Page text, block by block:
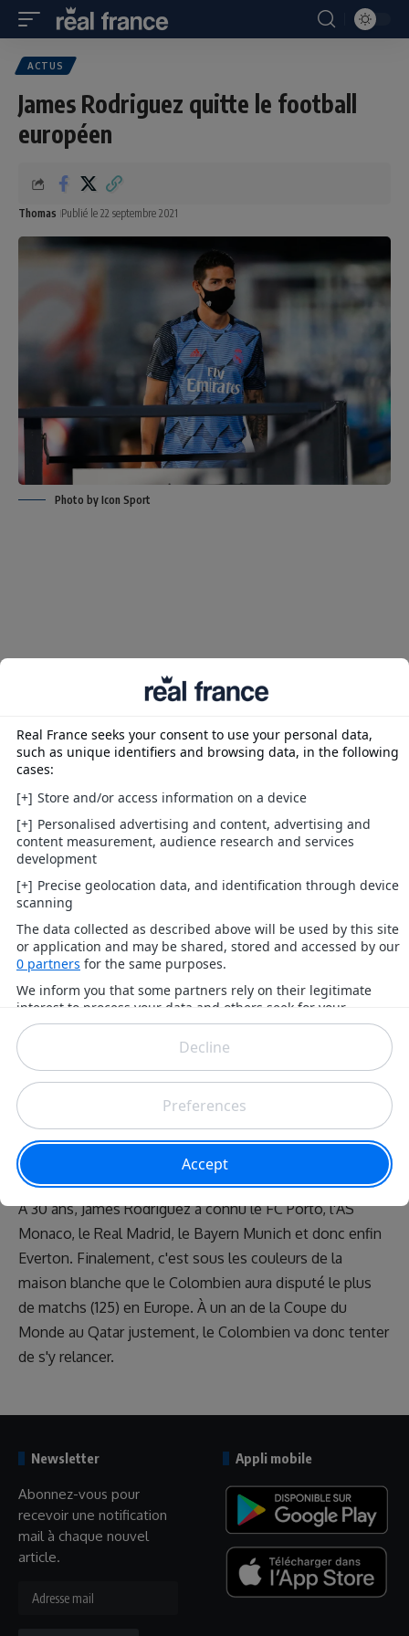
ACTUS
James Rodriguez quitte le football
européen
Thomas Publié le 22 septembre 2021
Photo by Icon Sport
La carrière de l'ancien joueur du Real Madrid prend
un nouveau tournant. James Rodriguez quitte
l'Europe à seulement 30 ans pour évoluer au Qatar.
Arrivé en Europe en 2010 pour évoluer sous les couleurs
du FC Porto, James Rodriguez a décidé de rejoindre le
Qatar et le club de Al-Rayyan ce mercredi. Son nouveau
club a officialisé sa venue ce jour et il évoluera donc
désormais sous les ordres de Laurent Blanc. Du côté de
Everton depuis l'année dernière où il avait rejoint Carlo
Ancelotti, il n'entrait pas dans les plans de Rafael
Benitez cette saison.
À 30 ans, James Rodriguez a connu le FC Porto, l'AS
Monaco, le Real Madrid, le Bayern Munich et donc enfin
Everton. Finalement, c'est sous les couleurs de la
maison blanche que le Colombien aura disputé le plus
de matchs (125) en Europe. À un an de la Coupe du
Monde au Qatar justement, le Colombien va donc tenter
de s'y relancer.
Newsletter
Abonnez-vous pour
recevoir une notification
mail à chaque nouvel
article.
mail
Appli mobile